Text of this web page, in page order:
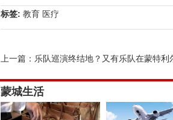
标签: 教育 医疗
上一篇： 乐队巡演终结地？又有乐队在蒙特利尔
蒙城生活